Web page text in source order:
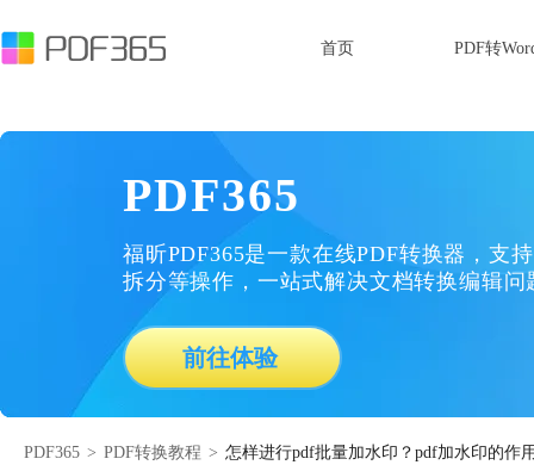
首页 PDF转
PDF365
福昕PDF365是一款在线PDF转换器，支
拆分等操作，一站式解决文档转换编辑问
前往体验
PDF365 > PDF转换教程 > 怎样进行pdf批量加水印？pdf加水印的作